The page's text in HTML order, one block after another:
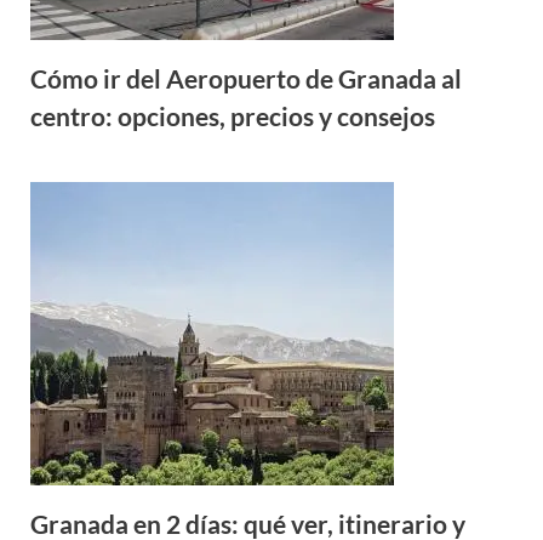
Cómo ir del Aeropuerto de Granada al
centro: opciones, precios y consejos
Granada en 2 días: qué ver, itinerario y